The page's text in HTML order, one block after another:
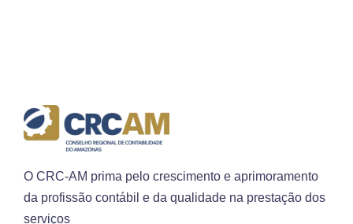
O CRC-AM prima pelo crescimento e aprimoramento
da profissão contábil e da qualidade na prestação dos
serviços